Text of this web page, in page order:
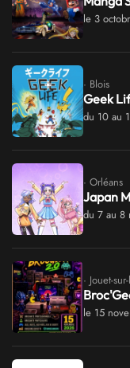
le 3
· Blois
Geek
du 10 au
· Orléans
Japan
du 7 au 8
· Jouet-
le 15